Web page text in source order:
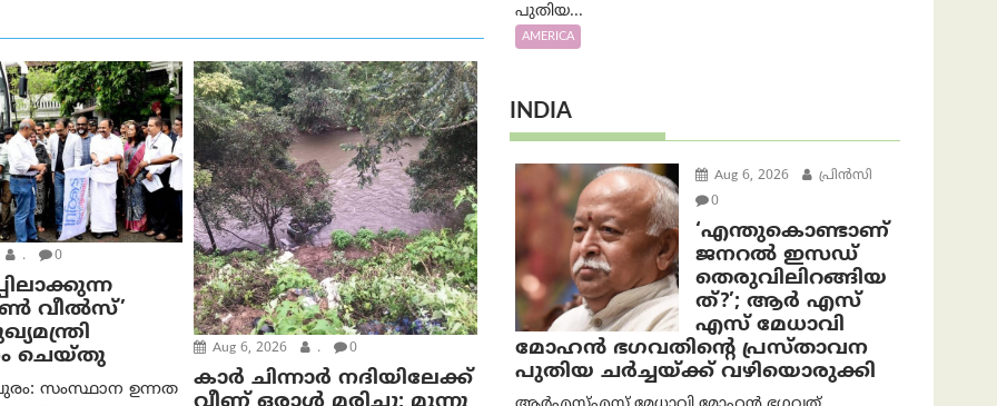
. 0
വീൽസ്’
ചെയ്തു
സംസ്ഥാന ഉന്നത
Aug 6, 2026 . 0
കാര്‍ ചിന്നാര്‍ നദിയിലേക്ക്
പുതിയ...
AMERICA
INDIA
Aug 6, 2026
പ്രിന്‍സി
0
‘എന്തുകൊണ്ടാണ്
ജനറൽ ഇസഡ്
തെരുവിലിറങ്ങിയ
ത്?’; ആര്‍ എസ്
എസ് മേധാവി
മോഹൻ ഭഗവതിന്റെ പ്രസ്താവന
പുതിയ ചര്‍ച്ചയ്ക്ക് വഴിയൊരുക്കി